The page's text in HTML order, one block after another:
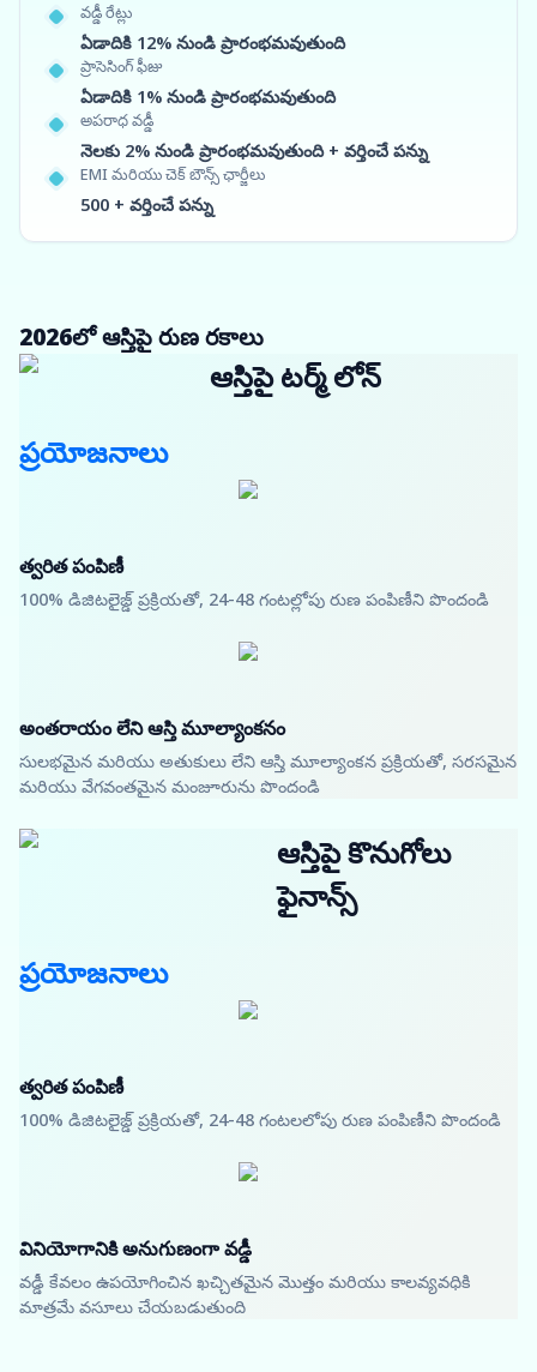
వడ్డీ రేట్లు
ఏడాదికి 12% నుండి ప్రారంభమవుతుంది
ప్రాసెసింగ్ ఫీజు
ఏడాదికి 1% నుండి ప్రారంభమవుతుంది
అపరాధ వడ్డీ
నెలకు 2% నుండి ప్రారంభమవుతుంది + వర్తించే పన్ను
EMI మరియు చెక్ బౌన్స్ ఛార్జీలు
500 + వర్తించే పన్ను
2026లో ఆస్తిపై రుణ రకాలు
ఆస్తిపై టర్మ్ లోన్
ప్రయోజనాలు
త్వరిత పంపిణీ
100% డిజిటలైజ్డ్ ప్రక్రియతో, 24-48 గంటల్లోపు రుణ పంపిణీని పొందండి
అంతరాయం లేని ఆస్తి మూల్యాంకనం
సులభమైన మరియు అతుకులు లేని ఆస్తి మూల్యాంకన ప్రక్రియతో, సరసమైన
మరియు వేగవంతమైన మంజూరును పొందండి
ఆస్తిపై కొనుగోలు
ఫైనాన్స్
ప్రయోజనాలు
త్వరిత పంపిణీ
100% డిజిటలైజ్డ్ ప్రక్రియతో, 24-48 గంటలలోపు రుణ పంపిణీని పొందండి
వినియోగానికి అనుగుణంగా వడ్డీ
వడ్డీ కేవలం ఉపయోగించిన ఖచ్చితమైన మొత్తం మరియు కాలవ్యవధికి
మాత్రమే వసూలు చేయబడుతుంది